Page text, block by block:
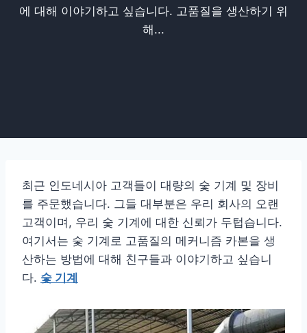
에 대해 이야기하고 싶습니다. 고품질을 생산하기 위
해...
최근 인도네시아 고객들이 대량의 숯 기계 및 장비
를 주문했습니다. 그들 대부분은 우리 회사의 오랜
고객이며, 우리 숯 기계에 대한 신뢰가 두텁습니다.
여기서는 숯 기계로 고품질의 메커니즘 카본을 생
산하는 방법에 대해 친구들과 이야기하고 싶습니
다. 숯 기계